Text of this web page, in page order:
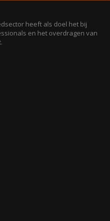
heeft als doel het bij
en het overdragen van